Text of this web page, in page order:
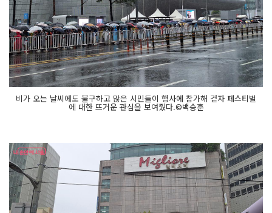
비가 오는 날씨에도 불구하고 많은 시민들이 행사에 참가해 걷자 페스티벌
에 대한 뜨거운 관심을 보여줬다.©백승훈